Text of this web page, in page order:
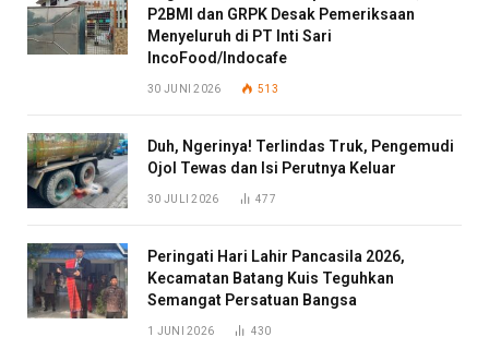
P2BMI dan GRPK Desak Pemeriksaan
Menyeluruh di PT Inti Sari
IncoFood/Indocafe
30 JUNI 2026 513
Duh, Ngerinya! Terlindas Truk, Pengemudi
Ojol Tewas dan Isi Perutnya Keluar
30 JULI 2026 477
Peringati Hari Lahir Pancasila 2026,
Kecamatan Batang Kuis Teguhkan
Semangat Persatuan Bangsa
1 JUNI 2026 430